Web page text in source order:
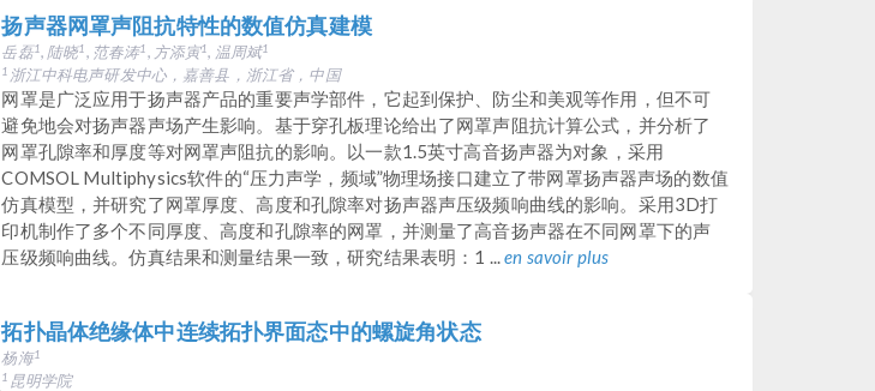
扬声器网罩声阻抗特性的数值仿真建模
岳磊1, 陆晓1 , 范春涛1 , 方添寅1 , 温周斌1
1 浙江中科电声研发中心，嘉善县，浙江省，中国
网罩是广泛应用于扬声器产品的重要声学部件，它起到保护、防尘和美观等作用，但不可
避免地会对扬声器声场产生影响。基于穿孔板理论给出了网罩声阻抗计算公式，并分析了
网罩孔隙率和厚度等对网罩声阻抗的影响。以一款1.5英寸高音扬声器为对象，采用
COMSOL Multiphysics软件的“压力声学，频域”物理场接口建立了带网罩扬声器声场的数值
仿真模型，并研究了网罩厚度、高度和孔隙率对扬声器声压级频响曲线的影响。采用3D打
印机制作了多个不同厚度、高度和孔隙率的网罩，并测量了高音扬声器在不同网罩下的声
压级频响曲线。仿真结果和测量结果一致，研究结果表明：1 ...en savoir plus
拓扑晶体绝缘体中连续拓扑界面态中的螺旋角状态
杨海1
1 昆明学院